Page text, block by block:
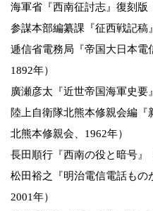
海軍省『西南征討志』復刻版
参謀本部編纂課『征西戦記稿
逓信省電務局『帝国大日本電
1892年）
廣瀬彦太『近世帝国海軍史要
陸上自衛隊北熊本修親会編
北熊本修親会、1962年）
長田順行『西南の役と暗号』
松田裕之『明治電信電話もの
2001年）